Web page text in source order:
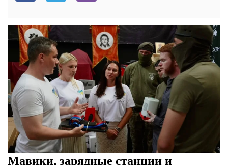
Мавики, зарядные станции и